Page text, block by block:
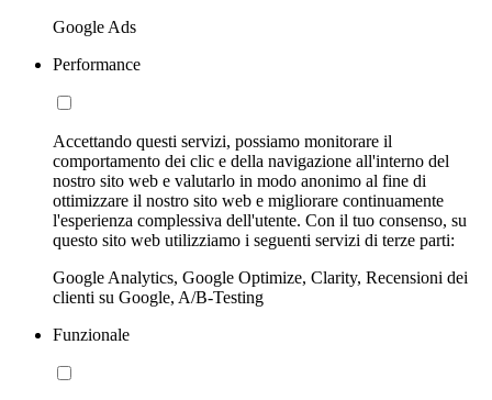
Google Ads
Performance
Accettando questi servizi, possiamo monitorare il
comportamento dei clic e della navigazione all'interno del
nostro sito web e valutarlo in modo anonimo al fine di
ottimizzare il nostro sito web e migliorare continuamente
l'esperienza complessiva dell'utente. Con il tuo consenso, su
questo sito web utilizziamo i seguenti servizi di terze parti:
Google Analytics, Google Optimize, Clarity, Recensioni dei
clienti su Google, A/B-Testing
Funzionale